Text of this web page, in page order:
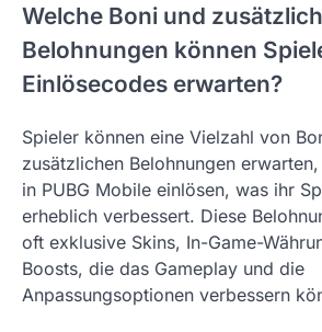
Welche Boni und
Belohnungen können
Einlösecodes erwarten?
Spieler können eine Vielzahl von
zusätzlichen Belohnungen
in PUBG Mobile einlösen, was ihr
erheblich verbessert. Diese
oft exklusive Skins, In-Game-
Boosts, die das Gameplay und die
Anpassungsoptionen verbessern